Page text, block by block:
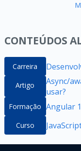
CONTEÚDOS
Carreira
Artigo
Async/
usar?
Formação Angular
Curso